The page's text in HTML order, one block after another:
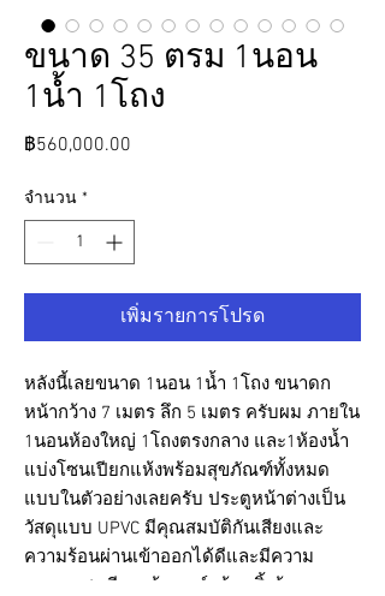
ขนาด 35 ตรม 1นอน
1น้ำ 1โถง
฿560,000.00
จำนวน *
เพิ่มรายการโปรด
หลังนี้เลยขนาด 1นอน 1น้ำ 1โถง ขนาดก
หน้ากว้าง 7 เมตร ลึก 5 เมตร ครับผม ภายใน
1นอนห้องใหญ่ 1โถงตรงกลาง และ1ห้องน้ำ
แบ่งโซนเปียกแห้งพร้อมสุขภัณฑ์ทั้งหมด
แบบในตัวอย่างเลยครับ ประตูหน้าต่างเป็น
วัสดุแบบ UPVC มีคุณสมบัติกันเสียงและ
ความร้อนผ่านเข้าออกได้ดีและมีความ
ทนทานสูง มีมุมเค้าเตอร์พร้อมซิ้งล้างจาน